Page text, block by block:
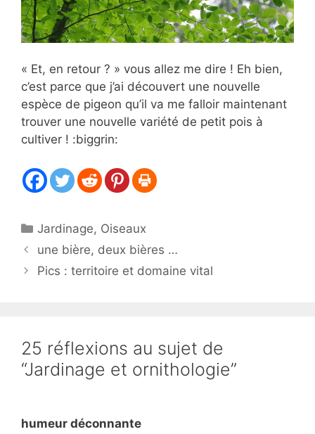
« Et, en retour ? » vous allez me dire ! Eh bien,
c’est parce que j’ai découvert une nouvelle
espèce de pigeon qu’il va me falloir maintenant
trouver une nouvelle variété de petit pois à
cultiver ! :biggrin:
Catégories
Jardinage, Oiseaux
une bière, deux bières …
Pics : territoire et domaine vital
25 réflexions au sujet de
“Jardinage et ornithologie”
humeur déconnante